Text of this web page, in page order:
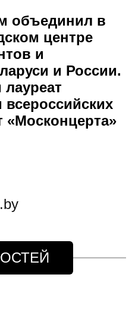
объединил в
центре
и
и России.
«Москонцерта»